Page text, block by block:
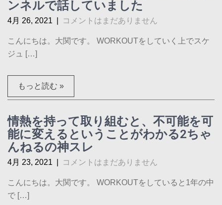
ンネルで話していました
4月 26, 2021 コメントはまだありません
こんにちは。大関です。 WORKOUTをしていく上でスケ
ジュ […]
もっと読む »
情熱を持って取り組むと、不可能を可
能に変えるということがわかる2ちゃ
んねるの神スレ
4月 23, 2021 コメントはまだありません
こんにちは。大関です。 WORKOUTをしていると1年の中
で […]